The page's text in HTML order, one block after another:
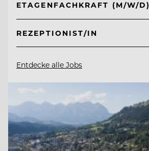
ETAGENFACHKRAFT (M/W/D)
REZEPTIONIST/IN
Entdecke alle Jobs